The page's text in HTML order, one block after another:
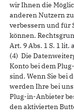
wir Ihnen die
anderen Nutzern
verbessern und für
können.
Art. 9 Abs. 1 S. 1 lit.
(4) Die
Konto bei dem
sind. Wenn Sie bei
werden Ihre bei
Plug-in-Anbieter
den aktivierten